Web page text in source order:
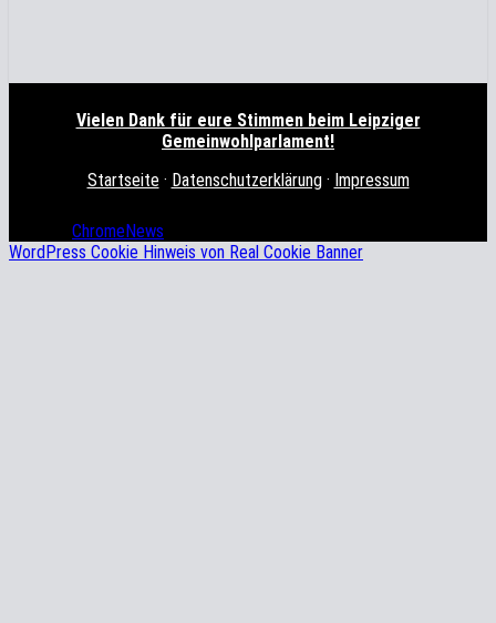
Vielen Dank für eure Stimmen beim Leipziger
Gemeinwohlparlament!
Startseite· Datenschutzerklärung· Impressum
ChromeNews
WordPress Cookie Hinweis von Real Cookie Banner